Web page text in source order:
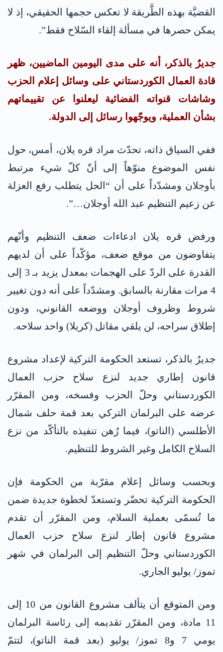
القضيَّة بهذه الطَّريقة لا تعكس حجمها الحقيقي، إذ لا
يمكن حصرها في مسألة إلقاء السّلاح فقط”.
جديرٌ بالذكر، أنه على مدى اليومين الماضيين، ظهر
قادة العمال الكوردستاني على وسائل إعلام الحزب
وشاشات قنواته الفضائية ليعلنوا عن تقييماتهم
بشأن العملية، ويوجّهوا رسائل إلى الدولة.
ففي السياق ذاته، تحدّث مراد قره يلان، أمس، حول
نفس الموضوع منوّهاً إلى أنّ كلّ شيء مرتبط
بأوجلان ومشدّداً على أن “الحل يتطلب رفع العزلة
عن زعيم التنظيم عبد الله أوجلان…”.
ورفض قره يلان ادعاءات ضعف التنظيم وأنّهم
يتفاوضون من موقع ضعف، مؤكّداً على أن لديهم
القدرة على الردّ على الهجمات بمعدل يزيد بـ 3 إلى
4 مرات مقارنة بالسابق. ومشدّداً على أنه دون تغيير
شروط وظروف أوجلان ووضعه القانوني، ودون
إطلاق سراحه، لن يلقي مقاتل (كريلا) واحد سلاحه.
جديرٌ بالذكر، تستعد الحكومة التركية لإعداد مشروع
قانون إطاري جديد لنزع سلاح حزب العمال
الكوردستاني وحلّ الحزب وفسخه، ومن المقرّر
عرضه على البرلمان التركي بعد قمة حلف شمال
الأطلسي (الناتو)، فيما رُهن تنفيذه بالتأكّد من نزع
السلاح الكامل وغير الشروط للتنظيم.
وبحسب وسائل إعلام مقرّبة من الحكومة فإن
الحكومة التركية تحضّر وتستعدّ لخطوة جديدة ضمن
ما تُسمّى بعملية السلام، ومن المقرّر أن تقدم
مشروع قانون إطار لنزع سلاح حزب العمال
الكوردستاني وحلّ التنظيم إلى البرلمان في شهر
تموز/ يوليو الجاري.
ومن المتوقع أن يتألف مشروع القانون من 10 إلى
11 مادة، ومن المقرّر تقديمه إلى رئاسة البرلمان
يومي 7 و8 تموز/ يوليو (بعد قمة الناتو)، لتتمّ